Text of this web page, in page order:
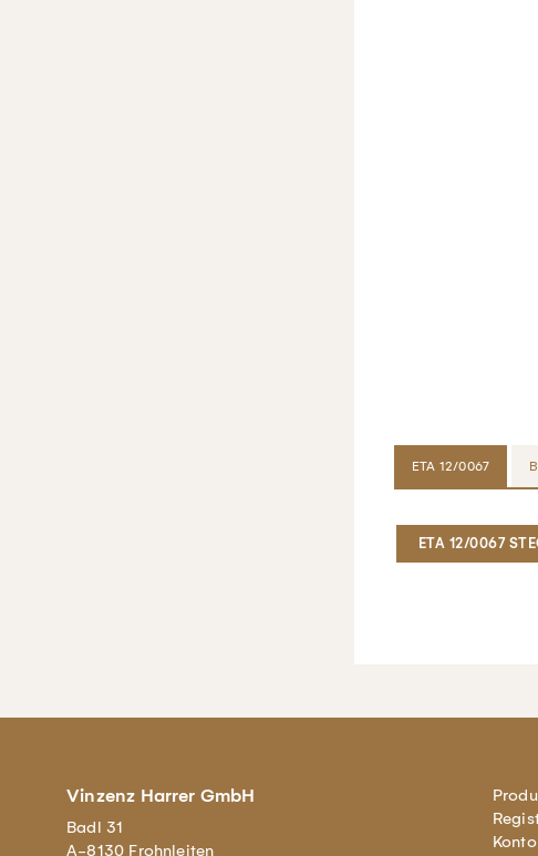
ETA 12/0067
ETA 12/0067
Vinzenz Harrer GmbH
Badl 31
A-8130 Frohnleiten